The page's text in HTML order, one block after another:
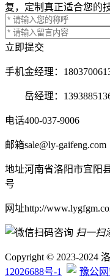
复，定制真正适合您的
立即提交
手机金经理：
岳经理：
电话400-037-9006
邮箱sale@ly-gaifeng.com
地址河南省洛阳市宜阳
号
网址http://
扫一扫
Copyright © 2023-2024
12026688号-1
豫公网